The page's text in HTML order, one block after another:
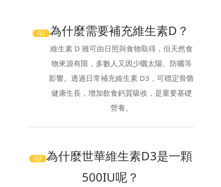
Q1 為什麼需要補充維生素D？
維生素 D 雖可由日照與食物取得，但天然食
物來源有限，多數人又因少曬太陽、防曬等
影響。透過日常補充維生素 D3，可穩定骨骼
健康生長，增加飲食鈣質吸收，是重要基礎
營養。
Q2
為什麼世華維生素D3是一顆
500IU呢？